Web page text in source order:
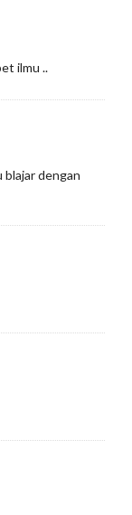
ilmu ..
blajar dengan